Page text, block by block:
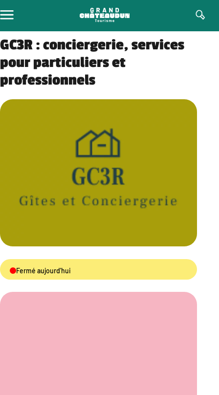
au
contenu
GC3R : conciergerie, services
pour particuliers et
professionnels
Fermé aujourd'hui